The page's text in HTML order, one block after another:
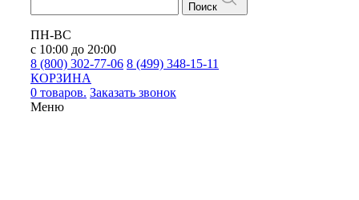
Поиск
ПН-ВС
с 10:00 до 20:00
8 (800) 302-77-06 8 (499) 348-15-11
КОРЗИНА
0 товаров. Заказать звонок
Меню